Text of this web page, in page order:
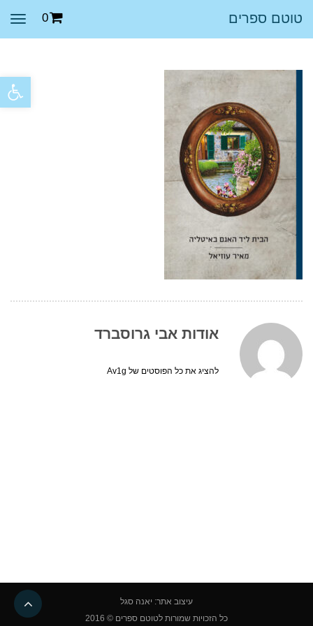
פתח
טוטם ספרים 0
אודות אבי גרוסברד
להציג את כל הפוסטים של Av1g
עיצוב אתר: יאנה סגל
כל הזכויות שמורות לטוטם ספרים © 2016